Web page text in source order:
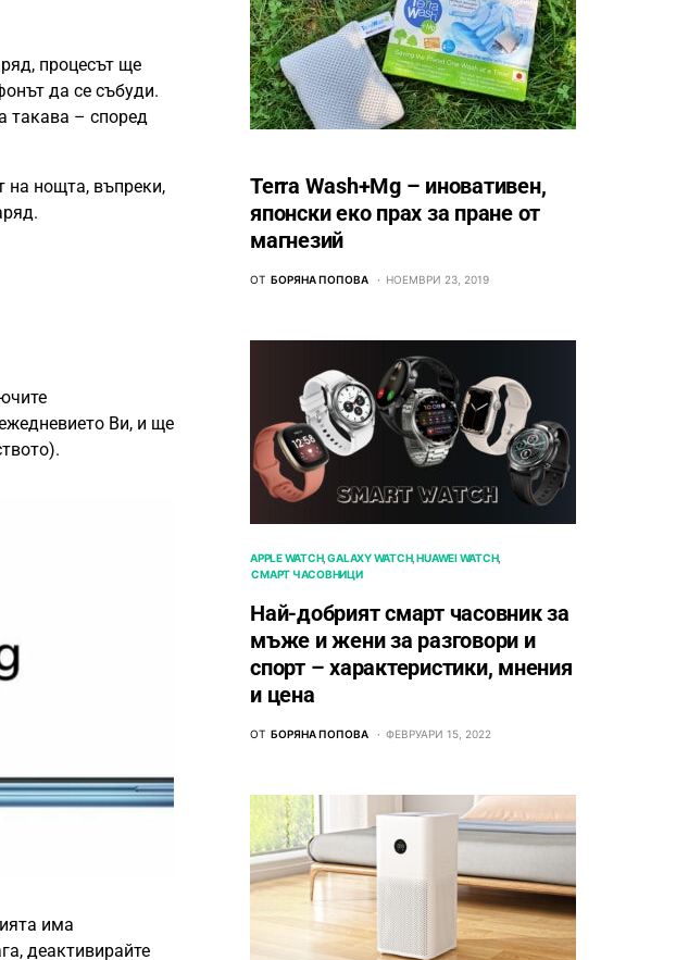
процесът ще
да се събуди.
такава – според
на нощта, въпреки,
Ви, и ще
има
деактивирайте
Terra Wash+Mg – иновативен,
японски еко прах за пране от
магнезий
ОТ БОРЯНА ПОПОВА НОЕМВРИ 23, 2019
APPLE WATCH GALAXY WATCH HUAWEI WATCH
СМАРТ ЧАСОВНИЦИ
Най-добрият смарт часовник за
мъже и жени за разговори и
спорт – характеристики, мнения
и цена
ОТ БОРЯНА ПОПОВА ФЕВРУАРИ 15, 2022